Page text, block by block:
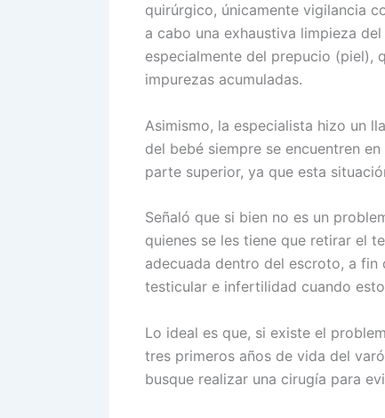
quirúrgico, únicamente vigilancia
a cabo una exhaustiva limpieza
especialmente del prepucio (piel),
impurezas acumuladas.
Asimismo, la especialista hizo un
del bebé siempre se encuentren
parte superior, ya que esta
Señaló que si bien no es un
quienes se les tiene que retirar el
adecuada dentro del escroto, a
testicular e infertilidad cuando
Lo ideal es que, si existe el
tres primeros años de vida del
busque realizar una cirugía para